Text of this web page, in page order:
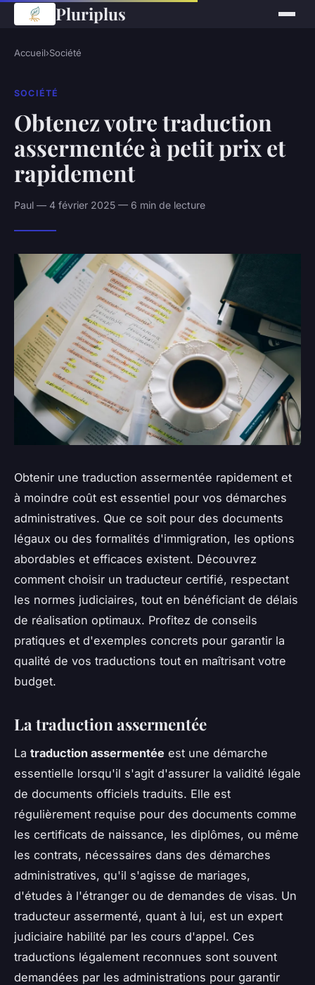
Pluriplus
Accueil›Société
SOCIÉTÉ
Obtenez votre traduction
assermentée à petit prix et
rapidement
Paul — 4 février 2025 — 6 min de lecture
Obtenir une traduction assermentée rapidement et
à moindre coût est essentiel pour vos démarches
administratives. Que ce soit pour des documents
légaux ou des formalités d'immigration, les options
abordables et efficaces existent. Découvrez
comment choisir un traducteur certifié, respectant
les normes judiciaires, tout en bénéficiant de délais
de réalisation optimaux. Profitez de conseils
pratiques et d'exemples concrets pour garantir la
qualité de vos traductions tout en maîtrisant votre
budget.
La traduction assermentée
La traduction assermentée est une démarche
essentielle lorsqu'il s'agit d'assurer la validité légale
de documents officiels traduits. Elle est
régulièrement requise pour des documents comme
les certificats de naissance, les diplômes, ou même
les contrats, nécessaires dans des démarches
administratives, qu'il s'agisse de mariages,
d'études à l'étranger ou de demandes de visas. Un
traducteur assermenté, quant à lui, est un expert
judiciaire habilité par les cours d'appel. Ces
traductions légalement reconnues sont souvent
demandées par les administrations pour garantir